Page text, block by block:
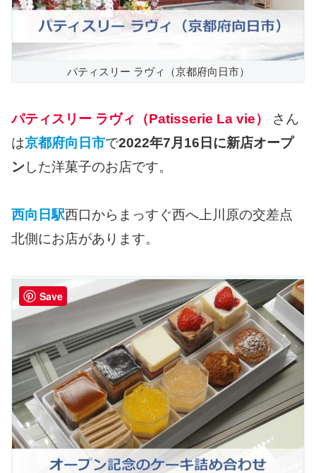
パティスリー ラヴィ（京都府向日市）
パティスリー ラヴィ（Patisserie La vie）
さん
は京都府向日市で2022年7月16日に新店オープ
ン した洋菓子のお店です。
西向日駅西口からまっすぐ西へ上川原の交差点
北側にお店があります。
Save